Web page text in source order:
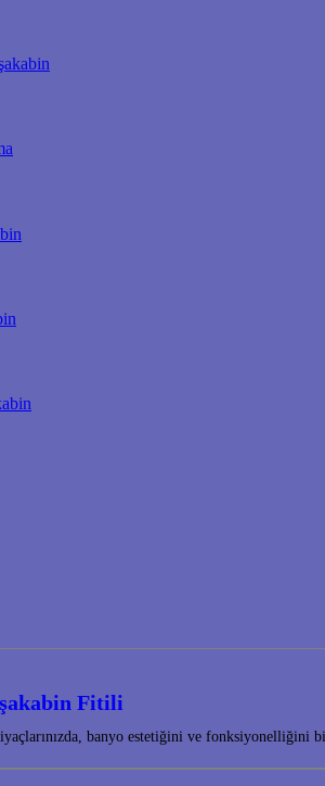
Fitili
banyo estetiğini ve fonksiyonelliğini